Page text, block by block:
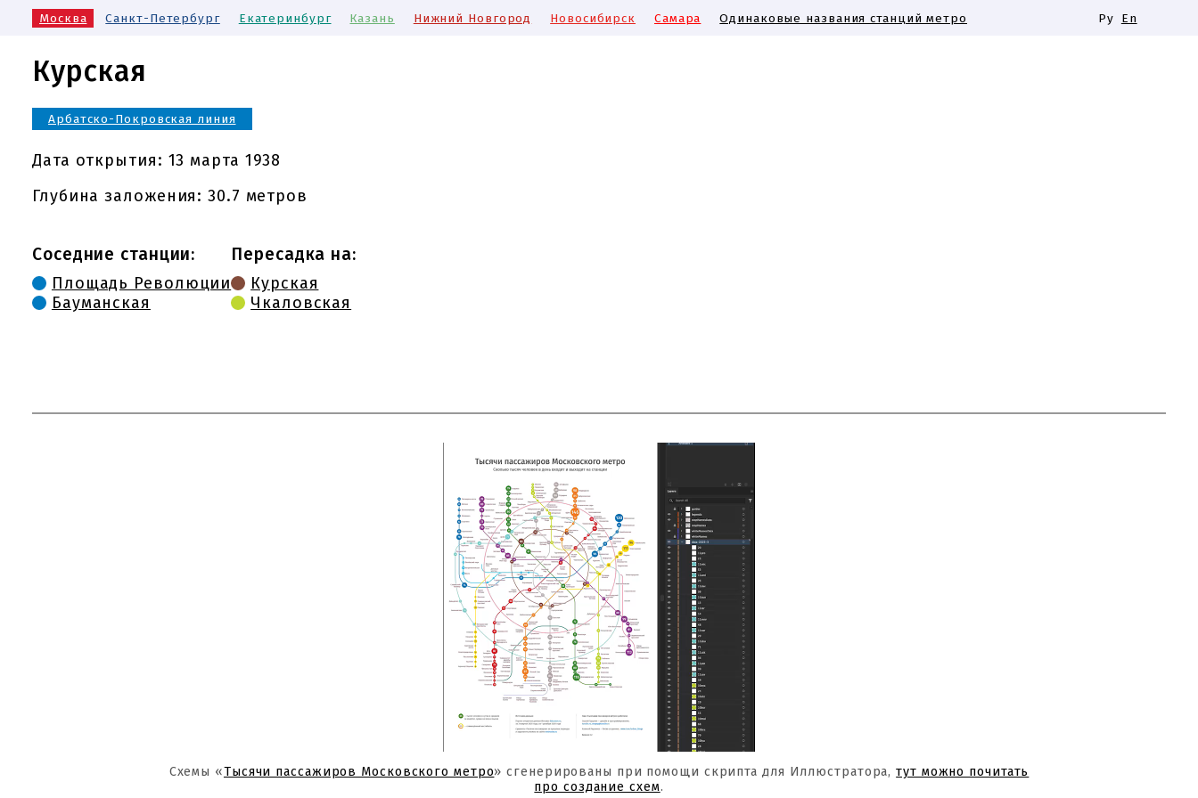
Москва Санкт-Петербург Екатеринбург Казань Нижний Новгород Новосибирск Самара Одинаковые названия станций метро Ру En
Курская
Арбатско-Покровская линия
Дата открытия: 13 марта 1938
Глубина заложения: 30.7 метров
Соседние станции:
Площадь Революции
Бауманская
Пересадка на:
Курская
Чкаловская
Схемы «Тысячи пассажиров Московского метро» сгенерированы при помощи скрипта для Иллюстратора,тут можно почитать
про создание схем.